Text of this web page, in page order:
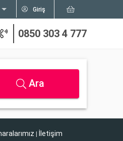
Giriş
0850 303 4 777
Ara
| İletişim